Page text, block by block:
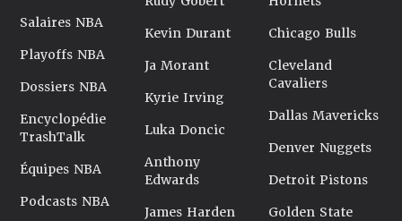
Salaires NBA
Playoffs NBA
Dossiers NBA
Encyclopédie
TrashTalk
Équipes NBA
Podcasts NBA
Kevin Durant
Ja Morant
Kyrie Irving
Luka Doncic
Anthony
Edwards
James Harden
Chicago Bulls
Cleveland
Cavaliers
Dallas Mavericks
Denver Nuggets
Detroit Pistons
Golden State